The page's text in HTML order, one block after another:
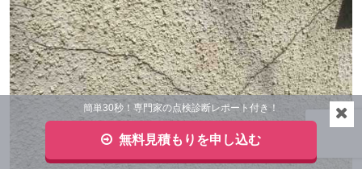
簡単30秒！専門家の点検診断レポート付き！
無料見積もりを申し込む